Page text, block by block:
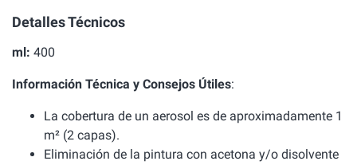
Detalles Técnicos
ml: 400
Información Técnica y Consejos Útiles:
La cobertura de un aerosol es de aproximadamente 1
m² (2 capas).
Eliminación de la pintura con acetona y/o disolvente